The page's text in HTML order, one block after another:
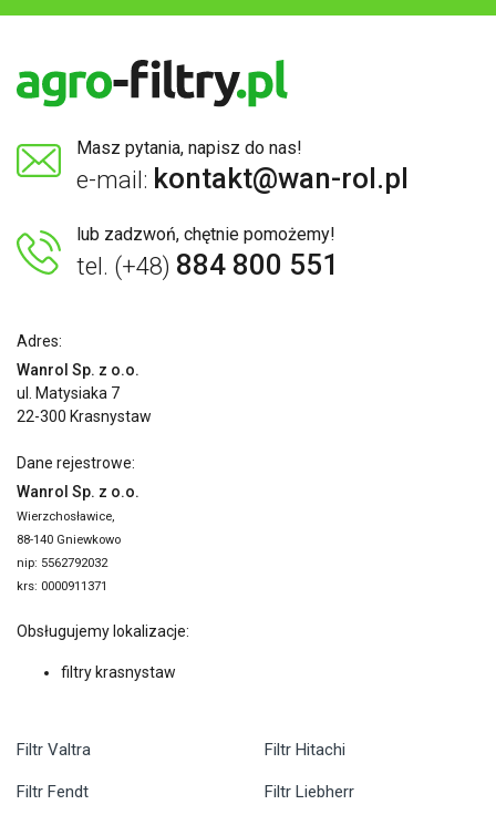
Masz pytania, napisz do nas!
e-mail: kontakt@wan-rol.pl
lub zadzwoń, chętnie pomożemy!
tel. (+48) 884 800 551
Adres:
Wanrol Sp. z o.o.
ul. Matysiaka 7
22-300 Krasnystaw
Dane rejestrowe:
Wanrol Sp. z o.o.
Wierzchosławice,
88-140 Gniewkowo
nip: 5562792032
krs: 0000911371
Obsługujemy lokalizacje:
filtry krasnystaw
Filtr Valtra
Filtr Fendt
Filtr Hitachi
Filtr Liebherr